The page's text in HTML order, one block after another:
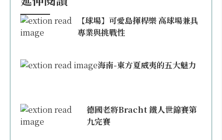
【球場】可愛島揮桿樂 高球場兼具
專業與挑戰性
海南-東方夏威夷的五大魅力
德國老將Bracht 鐵人世錦賽第
九完賽